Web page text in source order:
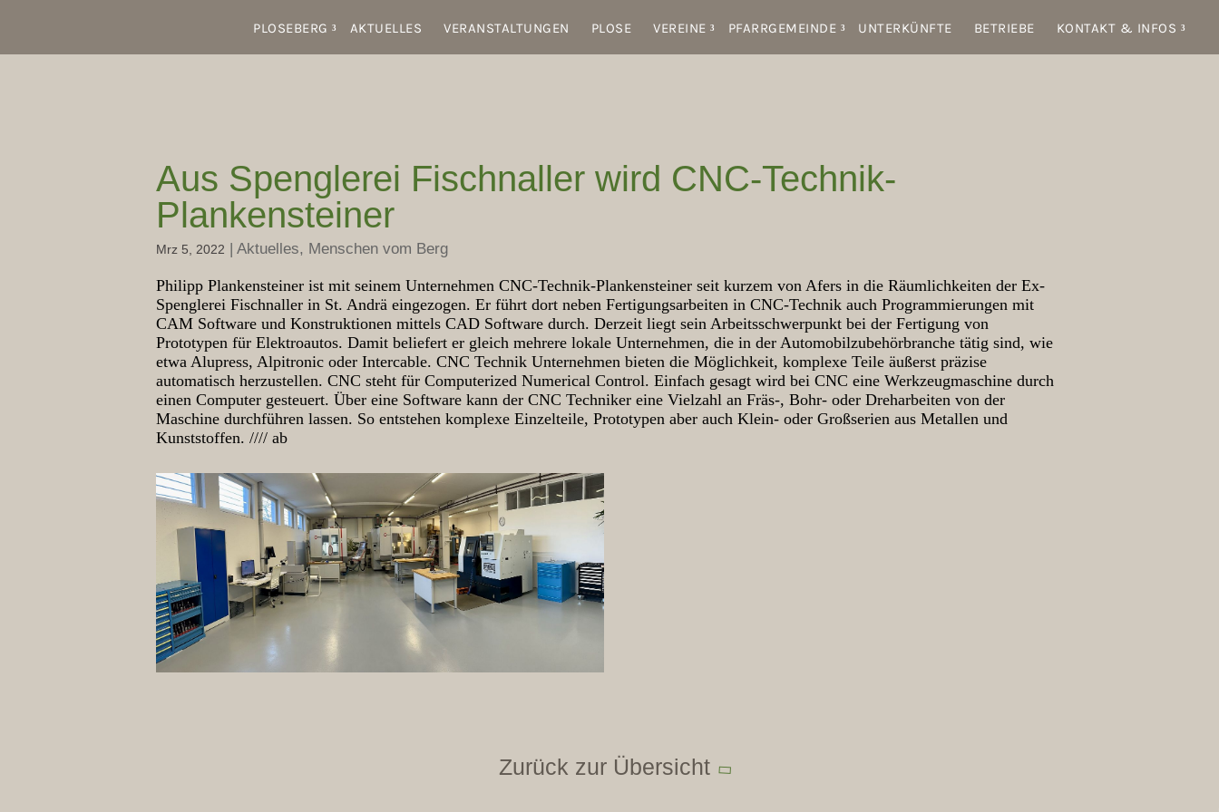
PLOSEBERG AKTUELLES VERANSTALTUNGEN PLOSE VEREINE PFARRGEMEINDE UNTERKÜNFTE BETRIEBE KONTAKT & INFOS
Aus Spenglerei Fischnaller wird CNC-Technik-
Plankensteiner
Mrz 5, 2022 | Aktuelles, Menschen vom Berg
Philipp Plankensteiner ist mit seinem Unternehmen CNC-Technik-Plankensteiner seit kurzem von Afers in die Räumlichkeiten der Ex-
Spenglerei Fischnaller in St. Andrä eingezogen. Er führt dort neben Fertigungsarbeiten in CNC-Technik auch Programmierungen mit
CAM Software und Konstruktionen mittels CAD Software durch. Derzeit liegt sein Arbeitsschwerpunkt bei der Fertigung von
Prototypen für Elektroautos. Damit beliefert er gleich mehrere lokale Unternehmen, die in der Automobilzubehörbranche tätig sind, wie
etwa Alupress, Alpitronic oder Intercable. CNC Technik Unternehmen bieten die Möglichkeit, komplexe Teile äußerst präzise
automatisch herzustellen. CNC steht für Computerized Numerical Control. Einfach gesagt wird bei CNC eine Werkzeugmaschine durch
einen Computer gesteuert. Über eine Software kann der CNC Techniker eine Vielzahl an Fräs-, Bohr- oder Dreharbeiten von der
Maschine durchführen lassen. So entstehen komplexe Einzelteile, Prototypen aber auch Klein- oder Großserien aus Metallen und
Kunststoffen. //// ab
Zurück zur Übersicht